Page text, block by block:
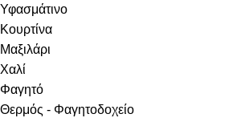
Υφασμάτινο
Κουρτίνα
Μαξιλάρι
Χαλί
Φαγητό
Θερμός - Φαγητοδοχείο